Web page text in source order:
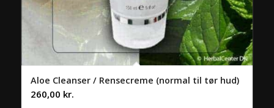
Aloe Cleanser / Rensecreme (normal til tør hud)
260,00 kr.